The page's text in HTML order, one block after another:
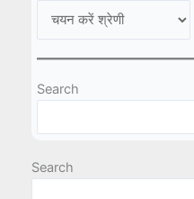
Search
Search